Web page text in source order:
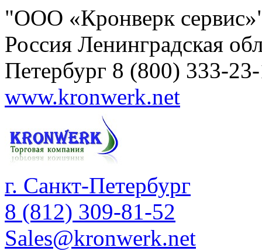
"ООО «Кронверк
Россия Ленинградская
Петербург 8 (800) 333-
www.kronwerk.net
г. Санкт-Петербург
8 (812) 309-81-52
Sales@kronwerk.net